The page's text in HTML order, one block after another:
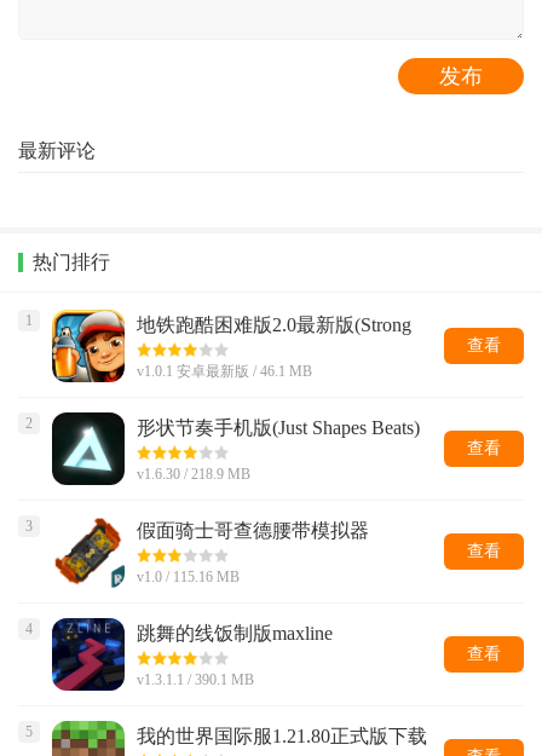
最新评论
热门排行
1
地铁跑酷困难版2.0最新版(Strong
Subway Surf)
v1.0.1 安卓最新版 / 46.1 MB
查看
2 形状节奏手机版(Just Shapes Beats)
v1.6.30 / 218.9 MB
查看
3 假面骑士哥查德腰带模拟器
v1.0 / 115.16 MB
查看
4 跳舞的线饭制版maxline
v1.3.1.1 / 390.1 MB
查看
5
我的世界国际服1.21.80正式版下载